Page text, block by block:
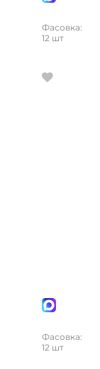
Фасовка:
12 шт
Фасовка:
12 шт